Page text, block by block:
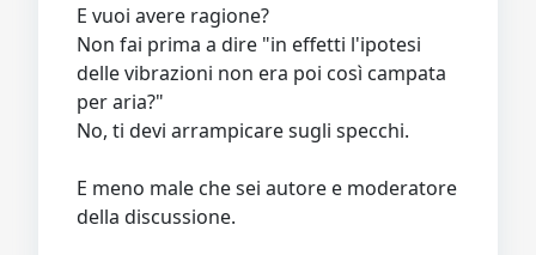
E vuoi avere ragione?
Non fai prima a dire "in effetti l'ipotesi
delle vibrazioni non era poi così campata
per aria?"
No, ti devi arrampicare sugli specchi.
E meno male che sei autore e moderatore
della discussione.